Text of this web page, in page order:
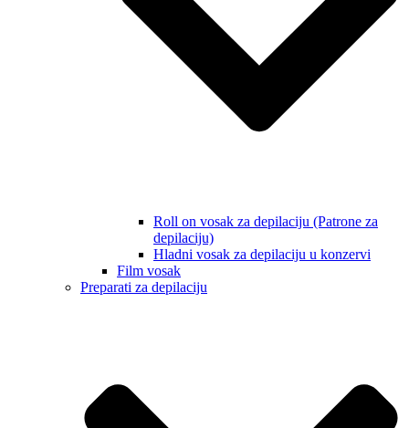
Roll on vosak za depilaciju (Patrone za
depilaciju)
Hladni vosak za depilaciju u konzervi
Film vosak
Preparati za depilaciju